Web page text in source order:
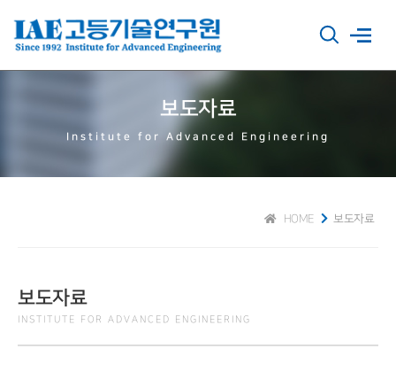
보도자료
Institute for Advanced Engineering
보도자료
HOME
보도자료
INSTITUTE FOR ADVANCED ENGINEERING